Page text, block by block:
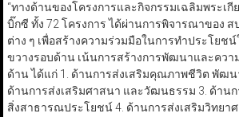
“ทางด้านของโครงการและกิจกรรมเฉลิมพระเ
บิ๊กซี ทั้ง 72 โครงการ ได้ผ่านการพิจารณาของ ส
ต่าง ๆ เพื่อสร้างความร่วมมือในการทำประโยชน์
ขวางรอบด้าน เน้นการสร้างการพัฒนาและควา
ด้าน ได้แก่ 1. ด้านการส่งเสริมคุณภาพชีวิต พัฒน
ด้านการส่งเสริมศาสนา และวัฒนธรรม 3. ด้าน
สิ่งสาธารณประโยชน์ 4. ด้านการส่งเสริมวิทยา